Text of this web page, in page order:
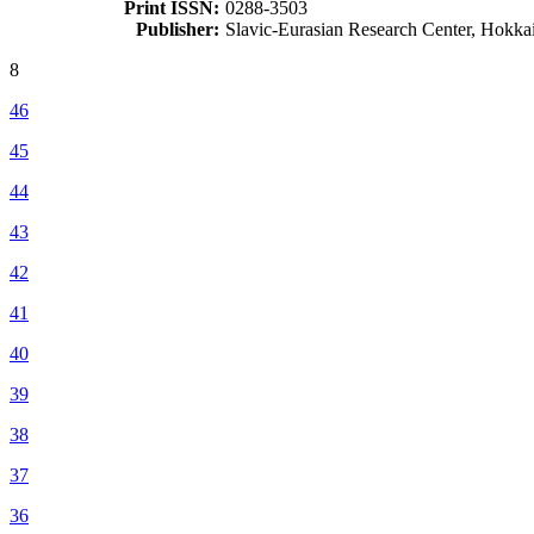
Print ISSN: 0288-3503
Publisher: Slavic-Eurasian Research Center,
8
46
45
44
43
42
41
40
39
38
37
36